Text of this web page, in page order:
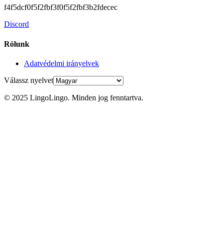
f4f5dcf0f5f2fbf3f0f5f2fbf3b2fdecec
Discord
Rólunk
Adatvédelmi irányelvek
Válassz nyelvet
© 2025 LingoLingo. Minden jog fenntartva.